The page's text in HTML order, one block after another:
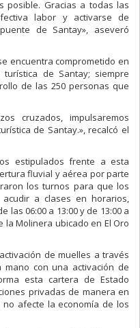
posible. Gracias a todas las
labor y activarse de
de Santay», aseveró
encuentra comprometido en
de Santay; siempre
de las 250 personas que
cruzados, impulsaremos
de Santay.», recalcó el
estipulados frente a esta
fluvial y aérea por parte
los turnos para que los
a clases en horarios,
las 06:00 a 13:00 y de 13:00 a
la Molinera ubicado en El Oro
de muelles a través
con una activación de
esta cartera de Estado
privadas de manera en
afecte la economía de los